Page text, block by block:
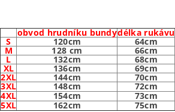
obvod hrudníku bundydélka rukávu
S 120cm 64cm
M 128 cm 66cm
L 132cm 68cm
XL 136cm 69cm
2XL 144cm 70cm
3XL 148cm 72cm
4XL
154cm 73cm
5XL
162cm 75cm